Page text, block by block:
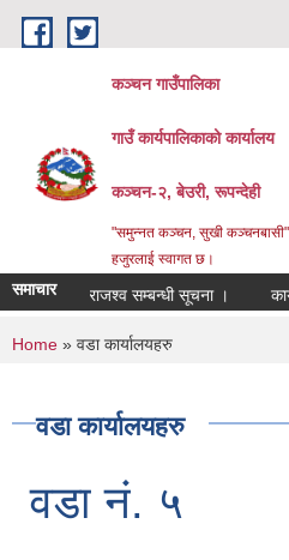
Skip to main content
कञ्चन गाउँपालिका
गाउँ कार्यपालिकाको कार्यालय
कञ्‍चन-२, बेउरी, रूपन्देही
"समुन्‍नत कञ्‍चन, सुखी
हजुरलाई स्वागत छ।
समाचारराजश्व सम्बन्धी सूचना ।
You are here
Home » वडा कार्यालयहरु
वडा कार्यालयहरु
वडा नं. ५